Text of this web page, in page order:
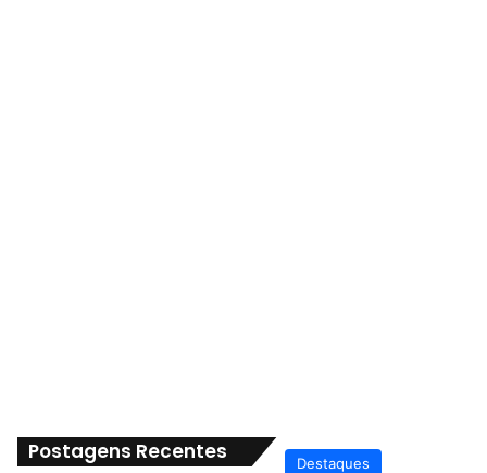
Postagens Recentes Destaques